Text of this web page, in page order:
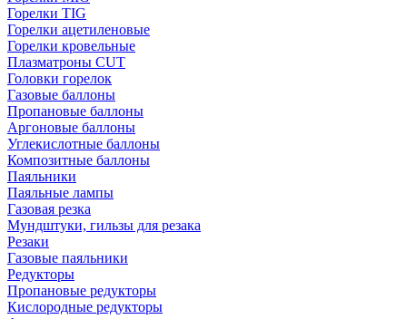
Горелки TIG
Горелки ацетиленовые
Горелки кровельные
Плазматроны CUT
Головки горелок
Газовые баллоны
Пропановые баллоны
Аргоновые баллоны
Углекислотные баллоны
Композитные баллоны
Паяльники
Паяльные лампы
Газовая резка
Мундштуки, гильзы для резака
Резаки
Газовые паяльники
Редукторы
Пропановые редукторы
Кислородные редукторы